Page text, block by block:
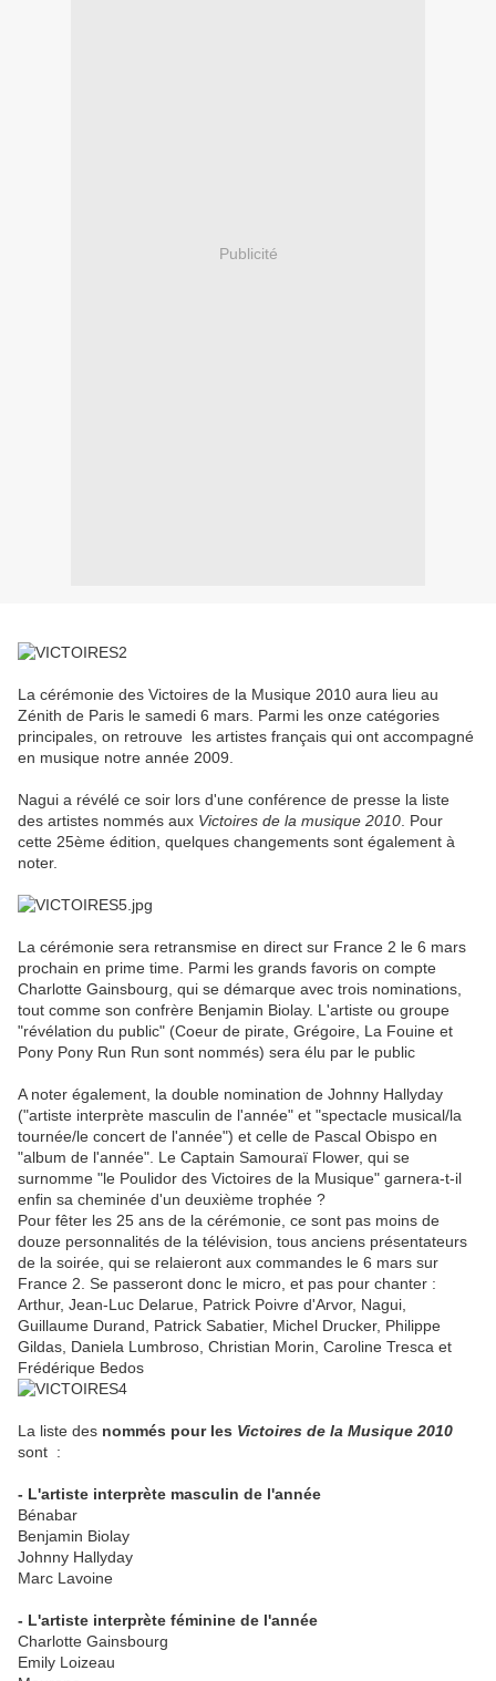
Publicité
La cérémonie des Victoires de la Musique 2010 aura lieu au
Zénith de Paris le samedi 6 mars. Parmi les onze catégories
principales, on retrouve les artistes français qui ont accompagné
en musique notre année 2009.
Nagui a révélé ce soir lors d'une conférence de presse la liste
des artistes nommés aux Victoires de la musique 2010 . Pour
cette 25ème édition, quelques changements sont également à
noter.
La cérémonie sera retransmise en direct sur France 2 le 6 mars
prochain en prime time. Parmi les grands favoris on compte
Charlotte Gainsbourg, qui se démarque avec trois nominations,
tout comme son confrère Benjamin Biolay. L'artiste ou groupe
"révélation du public" (Coeur de pirate, Grégoire, La Fouine et
Pony Pony Run Run sont nommés) sera élu par le public
A noter également, la double nomination de Johnny Hallyday
("artiste interprète masculin de l'année" et "spectacle musical/la
tournée/le concert de l'année") et celle de Pascal Obispo en
"album de l'année". Le Captain Samouraï Flower, qui se
surnomme "le Poulidor des Victoires de la Musique" garnera-t-il
enfin sa cheminée d'un deuxième trophée ?
Pour fêter les 25 ans de la cérémonie, ce sont pas moins de
douze personnalités de la télévision, tous anciens présentateurs
de la soirée, qui se relaieront aux commandes le 6 mars sur
France 2. Se passeront donc le micro, et pas pour chanter :
Arthur, Jean-Luc Delarue, Patrick Poivre d'Arvor, Nagui,
Guillaume Durand, Patrick Sabatier, Michel Drucker, Philippe
Gildas, Daniela Lumbroso, Christian Morin, Caroline Tresca et
Frédérique Bedos
La liste des nommés pour les Victoires de la Musique 2010
sont :
- L'artiste interprète masculin de l'année
Bénabar
Benjamin Biolay
Johnny Hallyday
Marc Lavoine
- L'artiste interprète féminine de l'année
Charlotte Gainsbourg
Emily Loizeau